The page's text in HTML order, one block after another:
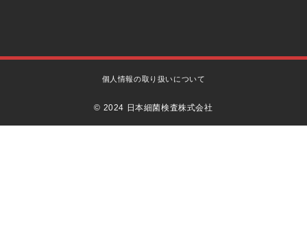
© 2024 日本細菌検査株式会社
個人情報の取り扱いについて